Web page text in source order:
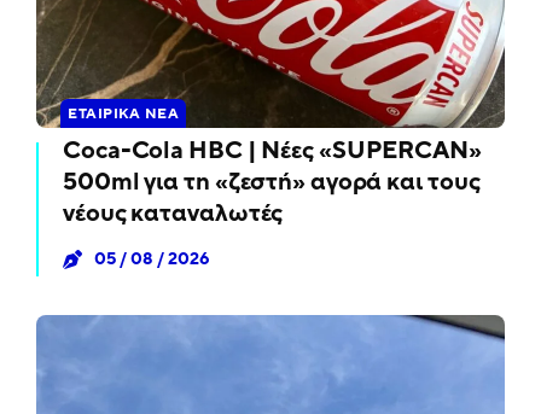
ΕΤΑΙΡΙΚΆ ΝΈΑ
Coca-Cola HBC | Νέες «SUPERCAN»
500ml για τη «ζεστή» αγορά και τους
νέους καταναλωτές
05 / 08 / 2026